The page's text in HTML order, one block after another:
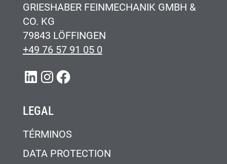
GRIESHABER FEINMECHANIK GMBH &
CO. KG
79843 LÖFFINGEN
+49 76 57 91 05 0
LINKEDIN
INSTAGRAM
FACEBOOK
LEGAL
TÉRMINOS
DATA PROTECTION